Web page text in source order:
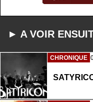
► A VOIR
CHRONIQUE